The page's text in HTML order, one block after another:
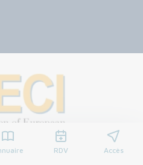
RDV Accès